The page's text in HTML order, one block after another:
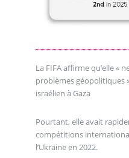
La FIFA affirme qu’elle «
problèmes géopolitiques
israélien à Gaza
Pourtant, elle avait
compétitions
l’Ukraine en 2022.